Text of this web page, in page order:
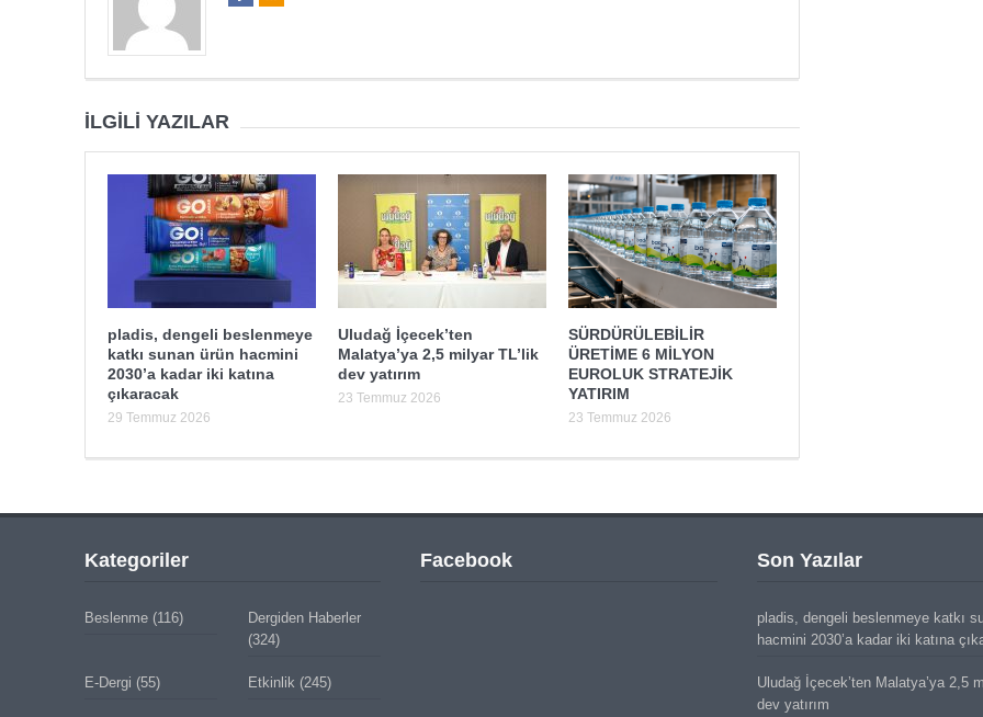
İLGILI YAZILAR
pladis, dengeli beslenmeye
katkı sunan ürün hacmini
2030’a kadar iki katına
çıkaracak
29 Temmuz 2026
Uludağ İçecek’ten
Malatya’ya 2,5 milyar TL’lik
dev yatırım
23 Temmuz 2026
SÜRDÜRÜLEBİLİR
ÜRETİME 6 MİLYON
EUROLUK STRATEJİK
YATIRIM
23 Temmuz 2026
Yaman Çelişki
Kategoriler
Beslenme(116)
Dergiden Haberler
(324)
E-Dergi (55) Etkinlik (245)
Facebook Son Yazılar
pladis, dengeli beslenmeye katkı
hacmini 2030’a kadar iki katına
Uludağ İçecek’ten Malatya’ya 2,5
dev yatırım